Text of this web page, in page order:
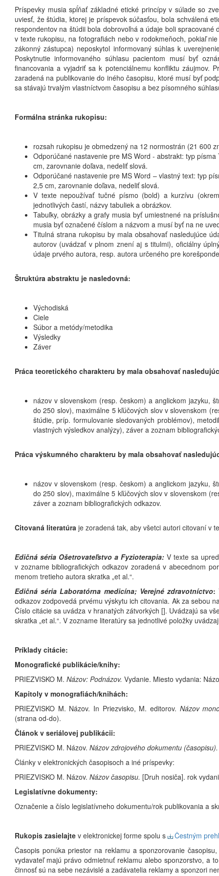
Príspevky musia spĺňať základné etické princípy v súlade so
uviesť, že štúdia, ktorej je príspevok súčasťou, bola schválená
respondentov na štúdii bola dobrovoľná a údaje boli
v texte rukopisu, na fotografiách nebo v rodokmeňoch, pokiaľ
zákonný zástupca) neposkytol informovaný súhlas k
Poskytnutie informovaného súhlasu pacientom musí byť
financovania a vyjadriť sa k potenciálnemu konfliktu záujmov.
zaradená na publikovanie do iného časopisu, ktoré musí byť
sa stávajú trvalým vlastníctvom časopisu a bez písomného
Formálna stránka rukopisu:
rozsah rukopisu je obmedzený na 12 normostrán (21 600
Odporúčané nastavenie pre MS Word - abstrakt: typ
cm, zarovnanie doľava, nedeliť slová.
Odporúčané nastavenie pre MS Word – vlastný text: typ
2,5 cm, zarovnanie doľava, nedeliť slová.
V texte nepoužívať tučné písmo (bold) a kurzívu
jednotlivých častí, názvy tabuliek a obrázkov.
Tabuľky, obrázky a grafy musia byť umiestnené na
musia byť označené číslom a názvom a musí byť na ne
Titulná strana rukopisu by mala obsahovať nasledujúce
autorov (uvádzať v plnom znení aj s titulmi), oficiálny
údaje prvého autora, resp. autora určeného pre
Štruktúra abstraktu je nasledovná:
Východiská
Ciele
Súbor a metódy/metodika
Výsledky
Záver
Práca teoretického charakteru by mala obsahovať
názov v slovenskom (resp. českom) a anglickom jazyku,
do 250 slov), maximálne 5 kľúčových slov v slovenskom
štúdie, príp. formulovanie sledovaných problémov),
vlastných výsledkov analýzy), záver a zoznam
Práca výskumného charakteru by mala obsahovať
názov v slovenskom (resp. českom) a anglickom jazyku,
do 250 slov), maximálne 5 kľúčových slov v slovenskom
záver a zoznam bibliografických odkazov.
Citovaná literatúra je zoradená tak, aby všetci autori citovaní v
Edičná séria Ošetrovateľstvo a Fyzioterapia: V texte sa
v zozname bibliografických odkazov zoradená v abecednom
menom tretieho autora skratka „et al.“.
Edičná séria Laboratórna medicína; Verejné zdravotníctvo:
odkazov zodpovedá prvému výskytu ich citovania. Ak za sebou
Číslo citácie sa uvádza v hranatých zátvorkých []. Uvádzajú sa
skratka „et al.“. V zozname literatúry sa jednotlivé položky
Príklady citácie:
Monografické publikácie/knihy:
PRIEZVISKO M. Názov: Podnázov. Vydanie. Miesto vydania:
Kapitoly v monografiách/knihách:
PRIEZVISKO M. Názov. In Priezvisko, M. editorov. Názov
(strana od-do).
Článok v seriálovej publikácii:
PRIEZVISKO M. Názov. Názov zdrojového dokumentu
Články v elektronických časopisoch a iné príspevky:
PRIEZVISKO M. Názov. Názov časopisu. [Druh nosiča]. rok
Legislatívne dokumenty:
Označenie a číslo legislatívneho dokumentu/rok publikovania a
Rukopis zasielajte v elektronickej forme spolu s
Čestným
Časopis ponúka priestor na reklamu a sponzorovanie
vydavateľ majú právo odmietnuť reklamu alebo sponzorstvo, a
činnosť sú na sebe nezávislé a zadávatelia reklamy a sponzori